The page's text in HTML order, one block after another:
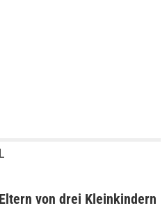
von drei Kleinkindern